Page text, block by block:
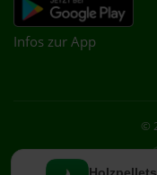
Infos zur App
©